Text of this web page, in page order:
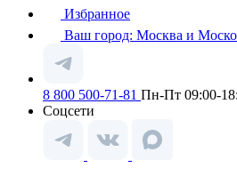
Избранное
Ваш город: Москва и
8 800 500-71-81 Пн-Пт 09:00-
Соцсети